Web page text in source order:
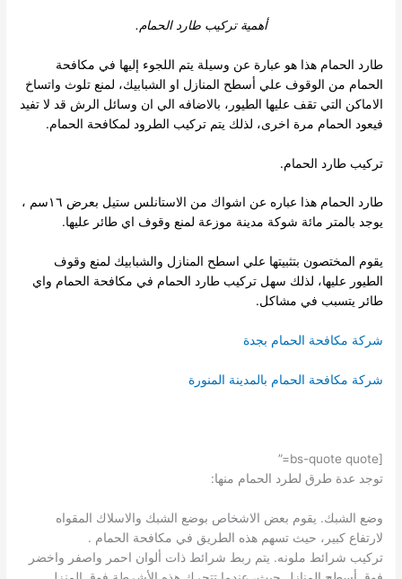
أهمية تركيب طارد الحمام.
طارد الحمام هذا هو عبارة عن وسيلة يتم اللجوء إليها في مكافحة
الحمام من الوقوف علي أسطح المنازل او الشبابيك، لمنع تلوث واتساخ
الاماكن التي تقف عليها الطيور، بالاضافه الي ان وسائل الرش قد لا تفيد
فيعود الحمام مرة اخرى، لذلك يتم تركيب الطرود لمكافحة الحمام.
تركيب طارد الحمام.
طارد الحمام هذا عباره عن اشواك من الاستانلس ستيل بعرض ١٦سم ،
يوجد بالمتر مائة شوكة مدينة موزعة لمنع وقوف اي طائر عليها.
يقوم المختصون بتثبيتها علي اسطح المنازل والشبابيك لمنع وقوف
الطيور عليها، لذلك سهل تركيب طارد الحمام في مكافحة الحمام واي
طائر يتسبب في مشاكل.
شركة مكافحة الحمام بجدة
شركة مكافحة الحمام بالمدينة المنورة
[bs-quote quote=”
توجد عدة طرق لطرد الحمام منها:
وضع الشبك. يقوم بعض الاشخاص بوضع الشبك والاسلاك المقواه
لارتفاع كبير، حيث تسهم هذه الطريق في مكافحة الحمام .
تركيب شرائط ملونه. يتم ربط شرائط ذات ألوان احمر واصفر واخضر